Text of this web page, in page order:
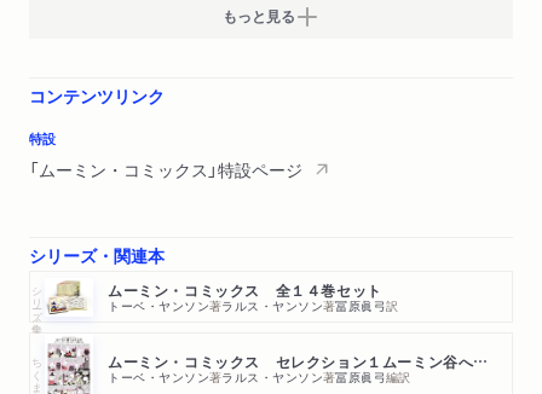
もっと見る
コンテンツリンク
特設
「ムーミン・コミックス」特設ページ
シリーズ・関連本
シリーズ・全集 ムーミン・コミックス 全１４巻セット
トーベ・ヤンソン著ラルス・ヤンソン著冨原眞弓訳
ちくま文庫 ムーミン・コミックス セレクション１ムーミン谷へようこそ
トーベ・ヤンソン著ラルス・ヤンソン著冨原眞弓編訳